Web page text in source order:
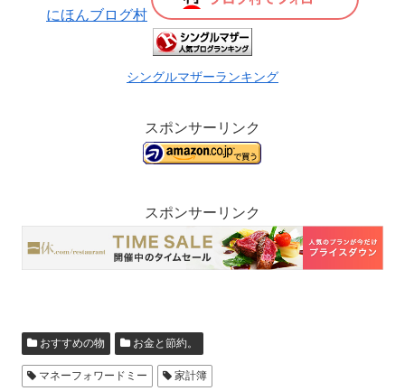
にほんブログ村
シングルマザーランキング
スポンサーリンク
スポンサーリンク
おすすめの物 お金と節約。
マネーフォワードミー 家計簿